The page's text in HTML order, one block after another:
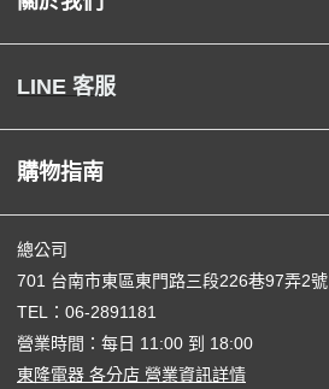
LINE 客服
購物指南
總公司
701 台南市東區東門路三段226巷97弄2號
TEL： 06-2891181
營業時間：每日 11:00 到 18:00
東隆電器 各分店 營業資訊詳情